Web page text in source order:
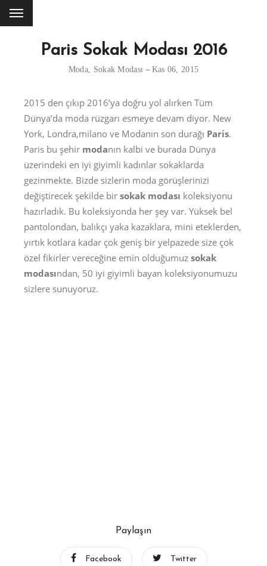
Paris Sokak Modası 2016
Moda, Sokak Modası Kas 06, 2015
2015 den çıkıp 2016’ya doğru yol alırken Tüm
Dünya’da moda rüzgarı esmeye devam diyor. New
York, Londra,milano ve Modanın son durağı Paris.
Paris bu şehir modanın kalbi ve burada Dünya
üzerindeki en iyi giyimli kadınlar sokaklarda
gezinmekte. Bizde sizlerin moda görüşlerinizi
değiştirecek şekilde bir sokak modası koleksiyonu
hazırladık. Bu koleksiyonda her şey var. Yüksek bel
pantolondan, balıkçı yaka kazaklara, mini eteklerden,
yırtık kotlara kadar çok geniş bir yelpazede size çok
özel fikirler vereceğine emin olduğumuz sokak
modasından, 50 iyi giyimli bayan koleksiyonumuzu
sizlere sunuyoruz.
Paylaşın
Facebook Twitter